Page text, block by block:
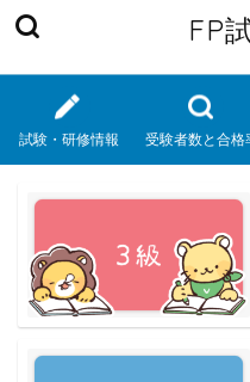
FP
試験・研修情報 受験者数と合格